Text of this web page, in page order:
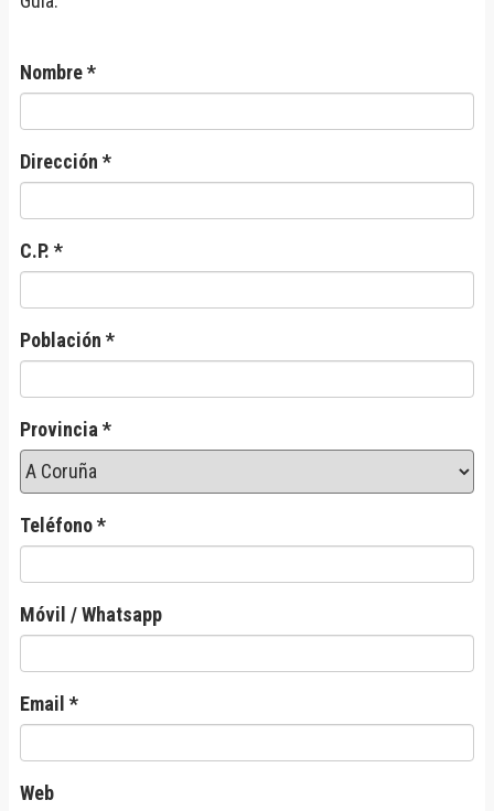
Nombre *
Dirección *
C.P. *
Población *
Provincia *
Teléfono *
Móvil / Whatsapp
Email *
Web